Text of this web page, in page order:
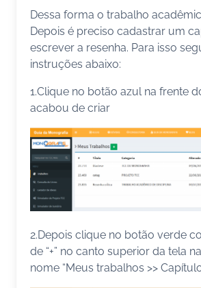
Dessa forma o trabalho
Depois é preciso cadastrar um
escrever a resenha. Para isso
instruções abaixo:
1.Clique no botão azul na frente
acabou de criar
2.Depois clique no botão verde
de “+” no canto superior da tela
nome “Meus trabalhos >>